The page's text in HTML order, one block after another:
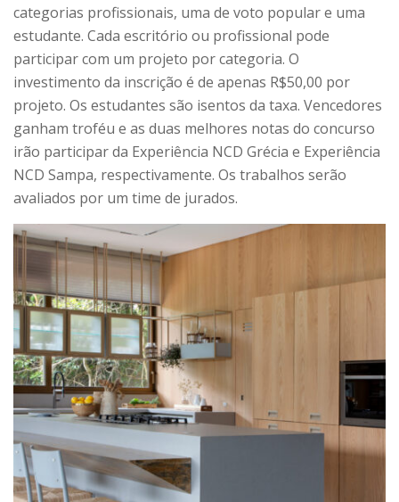
categorias profissionais, uma de voto popular e uma
estudante. Cada escritório ou profissional pode
participar com um projeto por categoria. O
investimento da inscrição é de apenas R$50,00 por
projeto. Os estudantes são isentos da taxa. Vencedores
ganham troféu e as duas melhores notas do concurso
irão participar da Experiência NCD Grécia e Experiência
NCD Sampa, respectivamente. Os trabalhos serão
avaliados por um time de jurados.